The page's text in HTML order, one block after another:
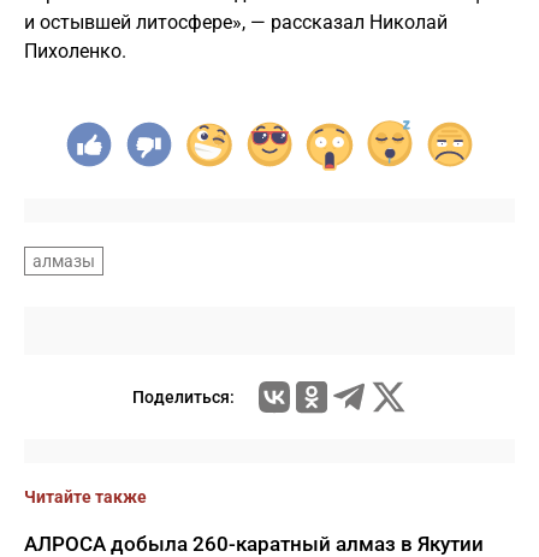
и остывшей литосфере», — рассказал Николай
Пихоленко.
алмазы
Поделиться:
Читайте также
АЛРОСА добыла 260-каратный алмаз в Якутии